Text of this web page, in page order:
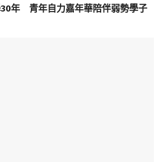
年 青年自力嘉年華陪伴弱勢學子